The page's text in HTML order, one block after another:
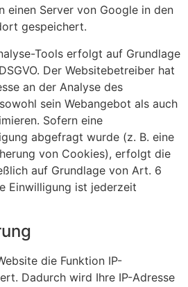
einen Server von Google in den
gespeichert.
Tools erfolgt auf Grundlage
Der Websitebetreiber hat
an der Analyse des
sein Webangebot als auch
Sofern eine
abgefragt wurde (z. B. eine
von Cookies), erfolgt die
auf Grundlage von Art. 6
Einwilligung ist jederzeit
die Funktion IP-
Dadurch wird Ihre IP-Adresse